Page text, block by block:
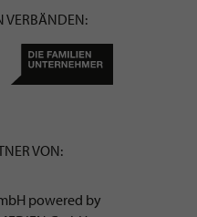
VERBÄNDEN:
VON:
powered by